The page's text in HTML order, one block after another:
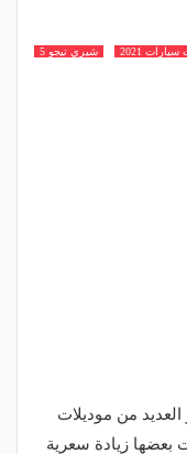
2021 شيري تيجو 5
أسعار العديد من موديلات
بعضها زيادة سعرية